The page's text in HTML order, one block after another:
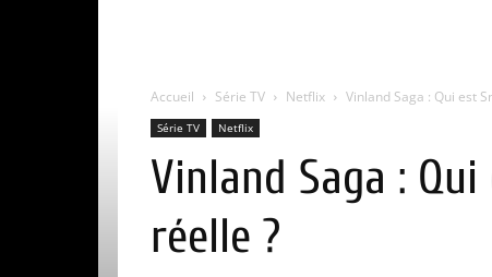
Accueil Série TV Netflix Vinland Saga : Qui est
Série TV Netflix
Vinland Saga :
réelle ?